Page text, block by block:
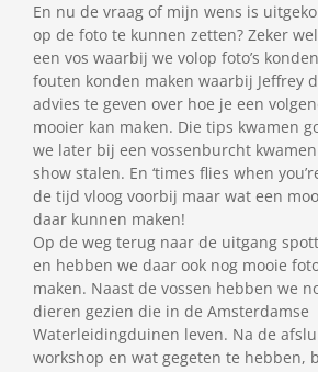
En nu de vraag of mijn wens is
op de foto te kunnen zetten? Zeker
een vos waarbij we volop foto’s
fouten konden maken waarbij Jeffrey
advies te geven over hoe je een
mooier kan maken. Die tips kwamen
we later bij een vossenburcht
show stalen. En ‘times flies when
de tijd vloog voorbij maar wat een
daar kunnen maken!
Op de weg terug naar de uitgang
en hebben we daar ook nog mooie
maken. Naast de vossen hebben we
dieren gezien die in de Amsterdamse
Waterleidingduinen leven. Na de
workshop en wat gegeten te hebben,